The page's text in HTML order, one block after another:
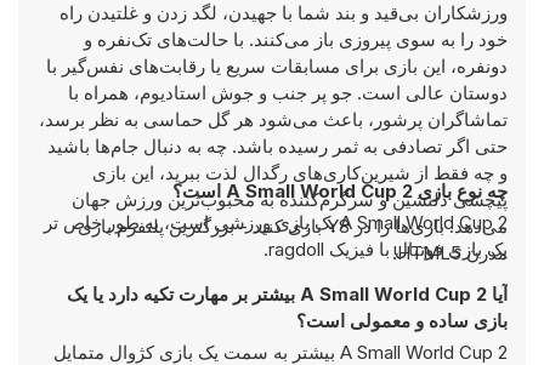
ورزشکاران بی‌قید و بند شما با جهیدن، لگد زدن و غلتیدن راه
خود را به سوی پیروزی باز می‌کنند. با حالت‌های تک‌نفره و
دونفره، این بازی برای مسابقات سریع یا رقابت‌های نفس‌گیر با
دوستان عالی است. جو پر جنب و جوش استادیوم، همراه با
تماشاگران پرشور، باعث می‌شود هر گل حماسی به نظر برسد،
حتی اگر تصادفی به ثمر رسیده باشد. چه به دنبال جام‌ها باشید
و چه فقط از شیرین‌کاری‌های رگدال لذت ببرید، این بازی
پیچشی دلنشین و سرگرم‌کننده به محبوب‌ترین ورزش جهان
می‌دهد. بازی‌ها را در Y8 بازی کنید - بزرگترین پلتفرم بازی
مدرن HTML5!
چه نوع بازی A Small World Cup 2 است؟
A Small World Cup 2 یک بازی ورزشی است، به طور خاص تر
یک بازی فوتبال با فیزیک ragdoll.
آیا A Small World Cup 2 بیشتر بر مهارت تکیه دارد یا یک
بازی ساده و معمولی است؟
A Small World Cup 2 بیشتر به سمت یک بازی کژوال متمایل